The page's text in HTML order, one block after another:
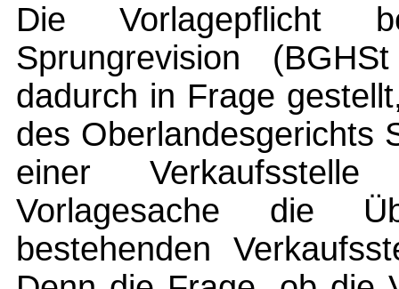
Die Vorlagepflicht
Sprungrevision
dadurch in Frage
des Oberlandesgerichts
einer
Vorlagesache die
bestehenden